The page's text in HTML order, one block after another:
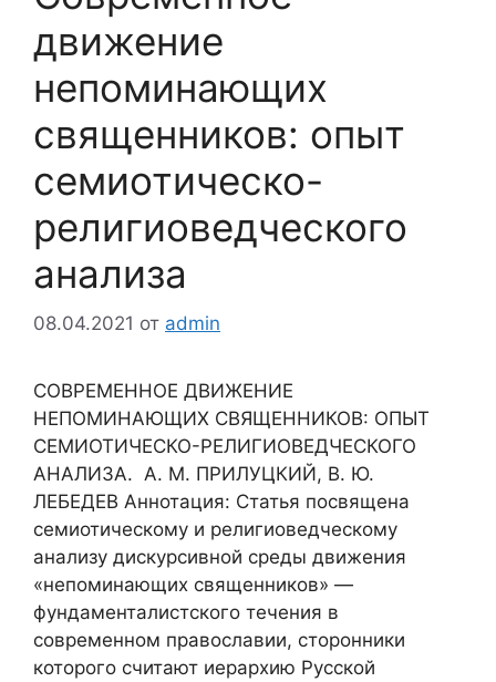
движение
непоминающих
священников: опыт
семиотическо-
религиоведческого
анализа
08.04.2021 от admin
СОВРЕМЕННОЕ ДВИЖЕНИЕ
НЕПОМИНАЮЩИХ СВЯЩЕННИКОВ: ОПЫТ
СЕМИОТИЧЕСКО-РЕЛИГИОВЕДЧЕСКОГО
АНАЛИЗА. А. М. ПРИЛУЦКИЙ, В. Ю.
ЛЕБЕДЕВ Аннотация: Статья посвящена
семиотическому и религиоведческому
анализу дискурсивной среды движения
«непоминающих священников» —
фундаменталистского течения в
современном православии, сторонники
которого считают иерархию Русской